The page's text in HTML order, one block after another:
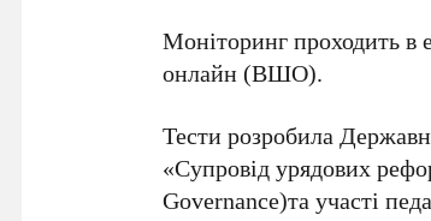
Моніторинг проходить в
онлайн (ВШО).
Тести розробила
«Супровід урядових
Governance)та участі